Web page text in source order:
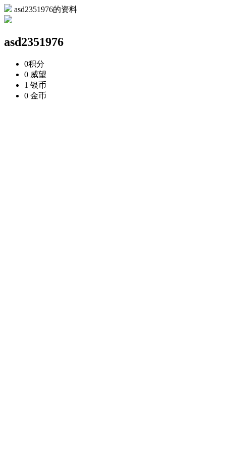
asd2351976的资料
asd2351976
0积分
0 威望
1 银币
0 金币